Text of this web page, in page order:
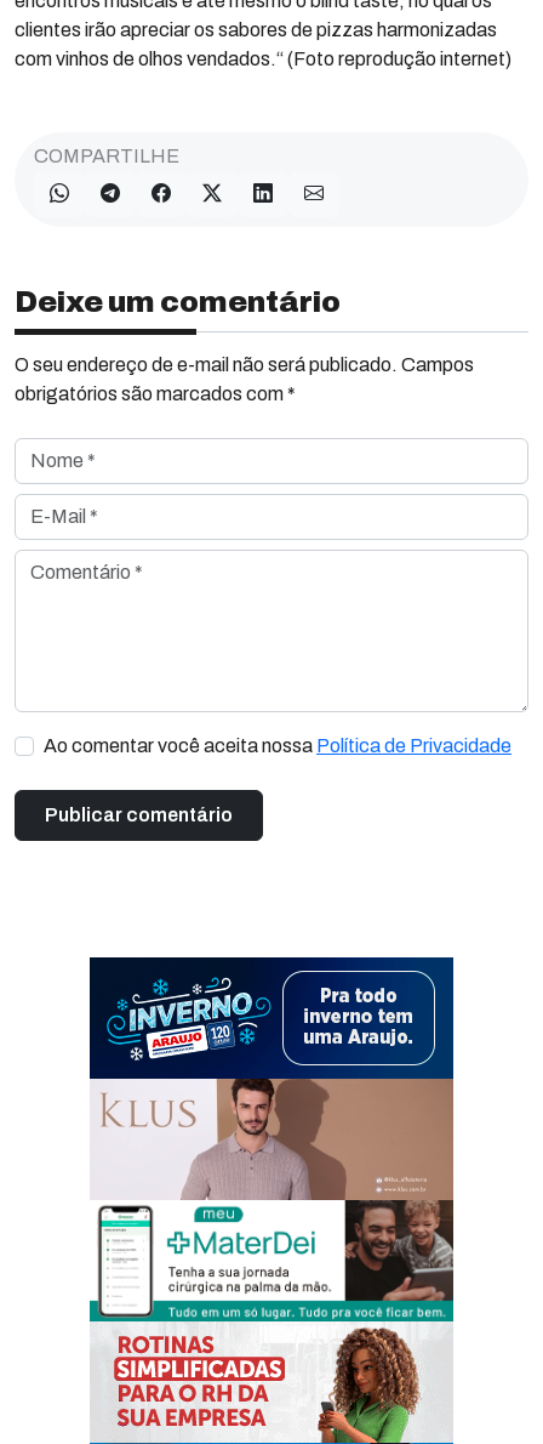
clientes irão apreciar os sabores de pizzas harmonizadas
com vinhos de olhos vendados.“ (Foto reprodução internet)
COMPARTILHE
Deixe um comentário
O seu endereço de e-mail não será publicado. Campos
obrigatórios são marcados com *
Nome *
E-Mail *
Comentário *
Ao comentar você aceita nossa Política de Privacidade